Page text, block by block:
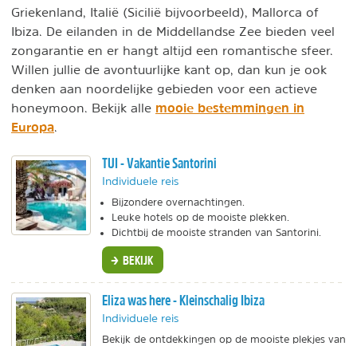
Griekenland, Italië (Sicilië bijvoorbeeld), Mallorca of
Ibiza. De eilanden in de Middellandse Zee bieden veel
zongarantie en er hangt altijd een romantische sfeer.
Willen jullie de avontuurlijke kant op, dan kun je ook
denken aan noordelijke gebieden voor een actieve
honeymoon. Bekijk alle mooie bestemmingen in
Europa
TUI - Vakantie Santorini
Individuele reis
Bijzondere overnachtingen.
Leuke hotels op de mooiste plekken.
Dichtbij de mooiste stranden van Santorini.
BEKIJK
Eliza was here - Kleinschalig Ibiza
Individuele reis
Bekijk de ontdekkingen op de mooiste plekjes van